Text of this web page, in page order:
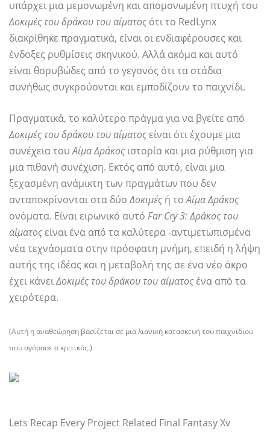
υπάρχει μια μεμονωμένη και απομονωμένη πτυχή του
Δοκιμές του δράκου του αίματος ότι το RedLynx
διακρίθηκε πραγματικά, είναι οι ενδιαφέρουσες και
ένδοξες ρυθμίσεις σκηνικού. Αλλά ακόμα και αυτό
είναι θορυβώδες από το γεγονός ότι τα στάδια
συνήθως συγκρούονται και εμποδίζουν το παιχνίδι.
Πραγματικά, το καλύτερο πράγμα για να βγείτε από
Δοκιμές του δράκου του αίματοςείναι ότι έχουμε μια
συνέχεια τουΑίμα Δράκος ιστορία και μια ρύθμιση για
μια πιθανή συνέχιση. Εκτός από αυτό, είναι μια
ξεχασμένη ανάμικτη των πραγμάτων που δεν
ανταποκρίνονται στα δύοΔοκιμές ή τοΑίμα Δράκος
ονόματα. Είναι ειρωνικό αυτό Far Cry 3: Δράκος του
αίματοςείναι ένα από τα καλύτερα -αντιμετωπισμένα
νέα τεχνάσματα στην πρόσφατη μνήμη, επειδή η λήψη
αυτής της ιδέας και η μεταβολή της σε ένα νέο άκρο
έχει κάνειΔοκιμές του δράκου του αίματοςένα από τα
χειρότερα.
(Αυτή η αναθεώρηση βασίζεται σε μια λιανική κατασκευή του παιχνιδιού
που αγόρασε ο κριτικός.)
Lets Recap Every Project Related Final Fantasy Xv